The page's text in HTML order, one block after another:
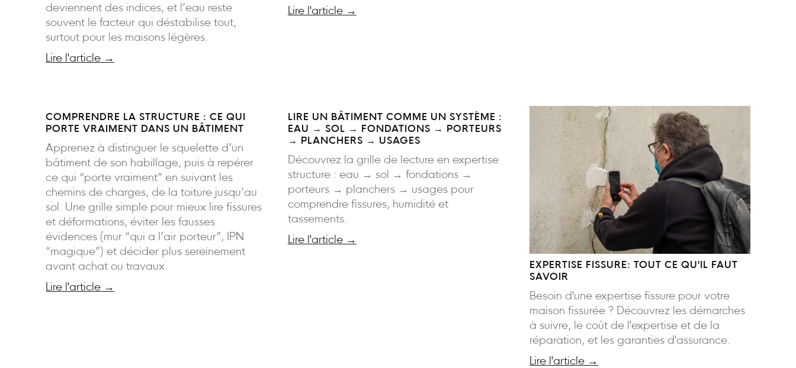
deviennent des indices, et l’eau reste
souvent le facteur qui déstabilise tout,
surtout pour les maisons légères.
Lire l'article →
Lire l'article →
COMPRENDRE LA STRUCTURE : CE QUI
PORTE VRAIMENT DANS UN BÂTIMENT
Apprenez à distinguer le squelette d’un
bâtiment de son habillage, puis à repérer
ce qui “porte vraiment” en suivant les
chemins de charges, de la toiture jusqu’au
sol. Une grille simple pour mieux lire fissures
et déformations, éviter les fausses
évidences (mur “qui a l’air porteur”, IPN
“magique”) et décider plus sereinement
avant achat ou travaux.
Lire l'article →
LIRE UN BÂTIMENT COMME UN SYSTÈME :
EAU → SOL → FONDATIONS → PORTEURS
→ PLANCHERS → USAGES
Découvrez la grille de lecture en expertise
structure : eau → sol → fondations →
porteurs → planchers → usages pour
comprendre fissures, humidité et
tassements.
Lire l'article →
EXPERTISE FISSURE: TOUT CE QU'IL FAUT
SAVOIR
Besoin d'une expertise fissure pour votre
maison fissurée ? Découvrez les démarches
à suivre, le coût de l'expertise et de la
réparation, et les garanties d'assurance.
Lire l'article →